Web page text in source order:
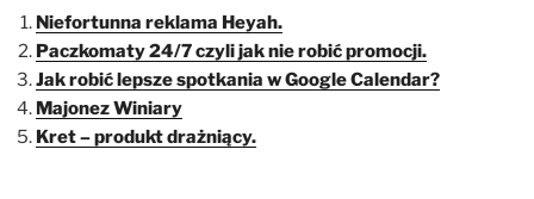
Niefortunna reklama Heyah.
Paczkomaty 24/7 czyli jak nie robić promocji.
Jak robić lepsze spotkania w Google Calendar?
Majonez Winiary
Kret – produkt drażniący.